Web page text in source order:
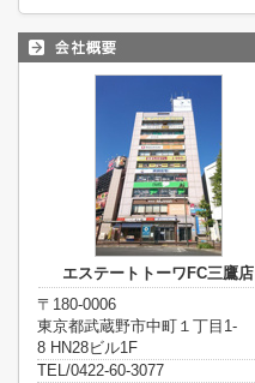
エステートトーワFC三鷹店
〒180-0006
東京都武蔵野市中町１丁目1-
8 HN28ビル1F
TEL/0422-60-3077